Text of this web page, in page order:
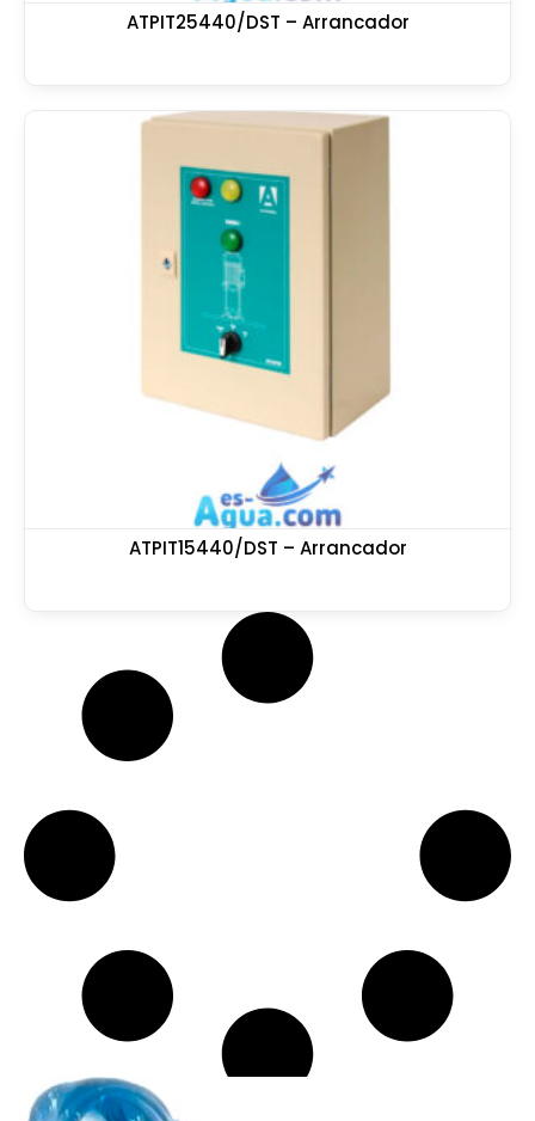
ATPIT25440/DST – Arrancador
ATPIT15440/DST – Arrancador